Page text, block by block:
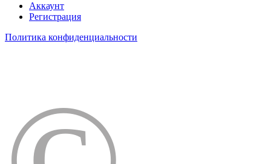
Аккаунт
Регистрация
Политика конфиденциальности